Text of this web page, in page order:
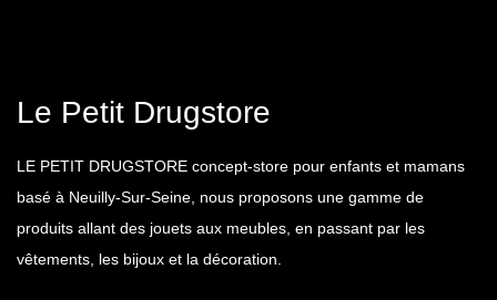
Le Petit Drugstore
LE PETIT DRUGSTORE concept-store pour enfants et mamans
basé à Neuilly-Sur-Seine, nous proposons une gamme de
produits allant des jouets aux meubles, en passant par les
vêtements, les bijoux et la décoration.